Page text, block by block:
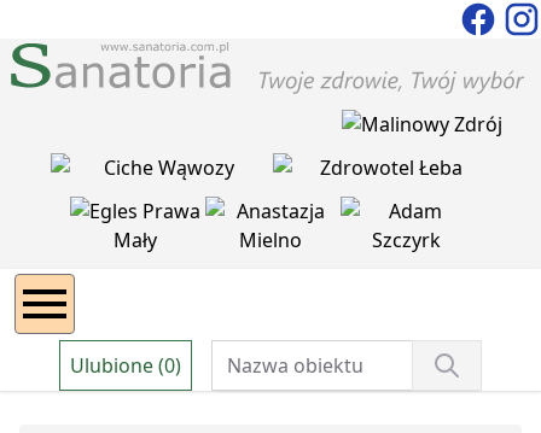
Ulubione (0)